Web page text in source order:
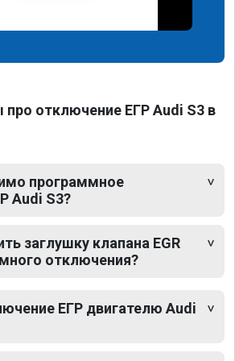
отключение ЕГР Audi S3 в
программное
Audi S3?
заглушку клапана EGR
отключения?
ЕГР двигателю Audi